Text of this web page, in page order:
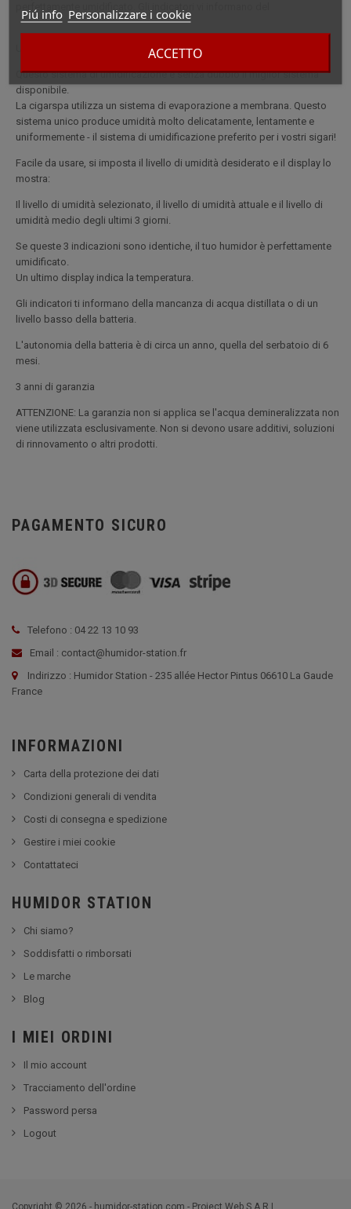
Piú info Personalizzare i cookie
ACCETTO
perfettamente umidificato. Gli indicatori vi informano del
Una vera Spa per i vostri sigari.
Questo sistema di umidificazione è senza dubbio il miglior sistema
disponibile.
La cigarspa utilizza un sistema di evaporazione a membrana. Questo
sistema unico produce umidità molto delicatamente, lentamente e
uniformemente - il sistema di umidificazione preferito per i vostri sigari!
Facile da usare, si imposta il livello di umidità desiderato e il display lo
mostra:
Il livello di umidità selezionato, il livello di umidità attuale e il livello di
umidità medio degli ultimi 3 giorni.
Se queste 3 indicazioni sono identiche, il tuo humidor è perfettamente
umidificato.
Un ultimo display indica la temperatura.
Gli indicatori ti informano della mancanza di acqua distillata o di un
livello basso della batteria.
L'autonomia della batteria è di circa un anno, quella del serbatoio di 6
mesi.
3 anni di garanzia
ATTENZIONE: La garanzia non si applica se l'acqua demineralizzata non
viene utilizzata esclusivamente. Non si devono usare additivi, soluzioni
di rinnovamento o altri prodotti.
PAGAMENTO SICURO
Telefono : 04 22 13 10 93
Email : contact@humidor-station.fr
Indirizzo : Humidor Station - 235 allée Hector Pintus 06610 La Gaude
France
INFORMAZIONI
Carta della protezione dei dati
Condizioni generali di vendita
Costi di consegna e spedizione
Gestire i miei cookie
Contattateci
HUMIDOR STATION
Chi siamo?
Soddisfatti o rimborsati
Le marche
Blog
I MIEI ORDINI
Il mio account
Tracciamento dell'ordine
Password persa
Logout
Copyright © 2026 - humidor-station.com - Project Web S.A.R.L